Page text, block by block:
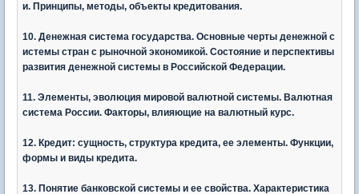
и. Принципы, методы, объекты кредитования.
10. Денежная система государства. Основные черты денежной с
истемы стран с рыночной экономикой. Состояние и перспективы
развития денежной системы в Российской Федерации.
11. Элементы, эволюция мировой валютной системы. Валютная
система России. Факторы, влияющие на валютный курс.
12. Кредит: сущность, структура кредита, ее элементы. Функции,
формы и виды кредита.
13. Понятие банковской системы и ее свойства. Характеристика